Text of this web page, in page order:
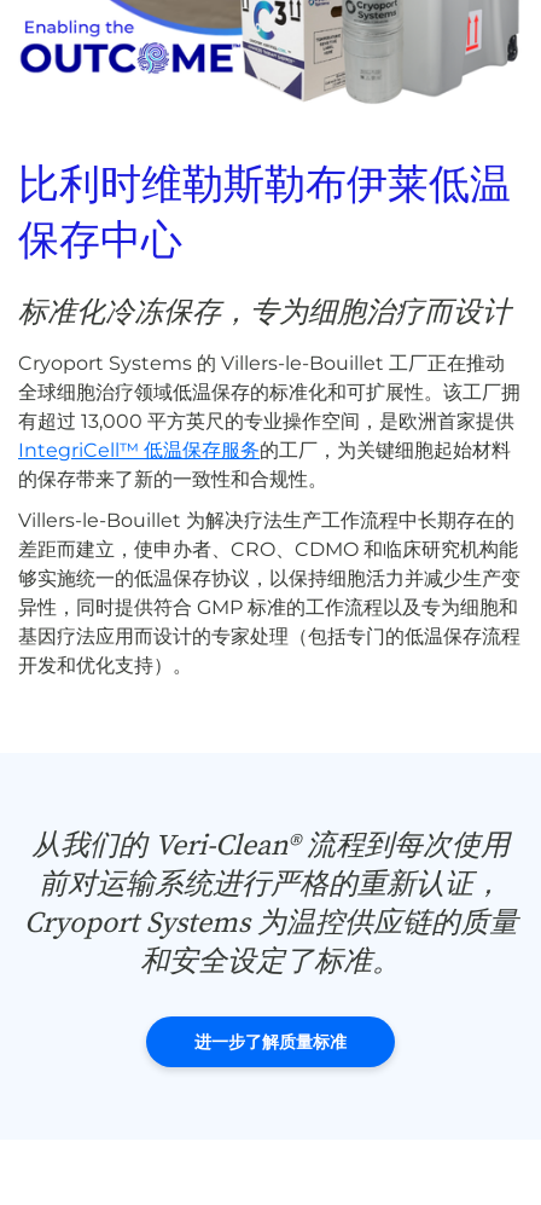
比利时维勒斯勒布伊莱低温
保存中心
标准化冷冻保存，专为细胞治疗而设计
Cryoport Systems 的 Villers-le-Bouillet 工厂正在推动
全球细胞治疗领域低温保存的标准化和可扩展性。该工厂拥
有超过 13,000 平方英尺的专业操作空间，是欧洲首家提供
IntegriCell™ 低温保存服务的工厂，为关键细胞起始材料
的保存带来了新的一致性和合规性。
Villers-le-Bouillet 为解决疗法生产工作流程中长期存在的
差距而建立，使申办者、CRO、CDMO 和临床研究机构能
够实施统一的低温保存协议，以保持细胞活力并减少生产变
异性，同时提供符合 GMP 标准的工作流程以及专为细胞和
基因疗法应用而设计的专家处理（包括专门的低温保存流程
开发和优化支持）。
从我们的 Veri-Clean® 流程到每次使用
前对运输系统进行严格的重新认证，
Cryoport Systems 为温控供应链的质量
和安全设定了标准。
进一步了解质量标准